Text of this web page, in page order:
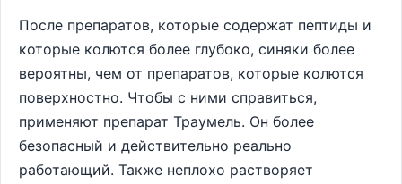
После препаратов, которые содержат пептиды и
которые колются более глубоко, синяки более
вероятны, чем от препаратов, которые колются
поверхностно. Чтобы с ними справиться,
применяют препарат Траумель. Он более
безопасный и действительно реально
работающий. Также неплохо растворяет